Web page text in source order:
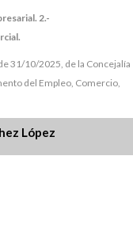
2.-
31/10/2025, de la Concejalía
del Empleo, Comercio,
López